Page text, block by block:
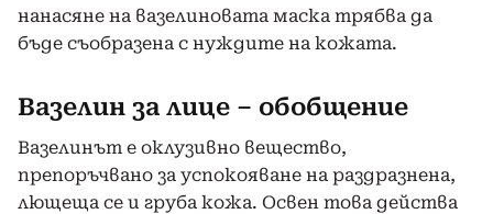
нанасяне на вазелиновата маска трябва да
бъде съобразена с нуждите на кожата.
Вазелин за лице – обобщение
Вазелинът е оклузивно вещество,
препоръчвано за успокояване на раздразнена,
лющеща се и груба кожа. Освен това действа